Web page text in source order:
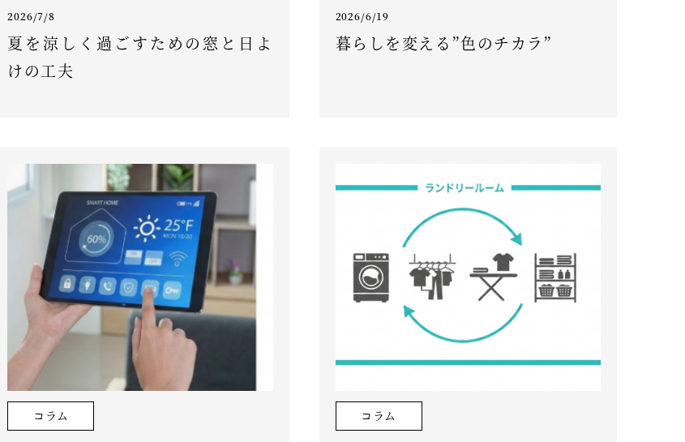
2026/7/8
夏を涼しく過ごすための窓と日よ
けの工夫
2026/6/19
暮らしを変える”色のチカラ”
コラム コラム